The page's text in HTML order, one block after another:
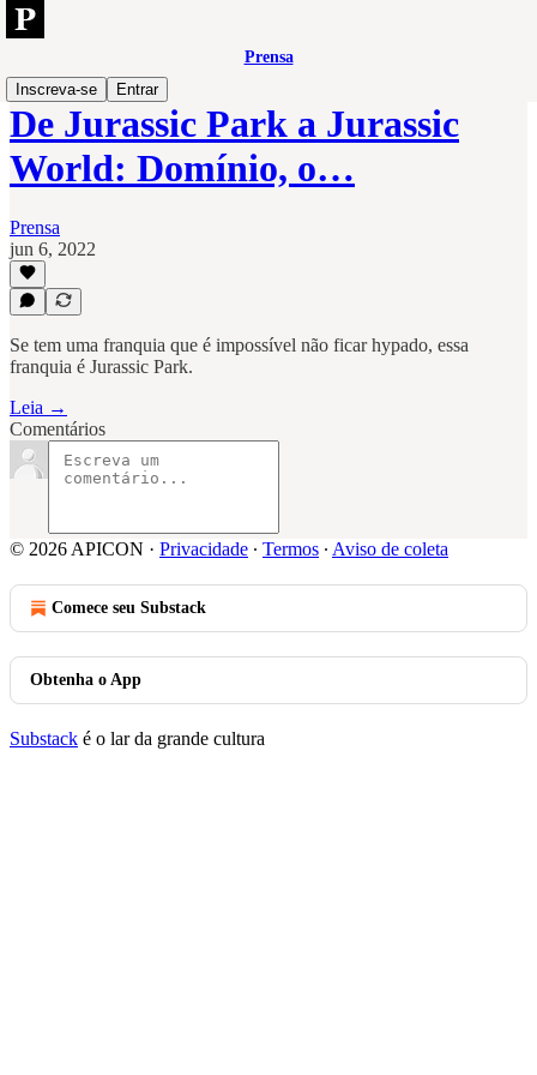
Prensa
Inscreva-se
Entrar
De Jurassic Park a Jurassic
World: Domínio, o…
Prensa
jun 6, 2022
Se tem uma franquia que é impossível não ficar hypado, essa
franquia é Jurassic Park.
Leia →
Comentários
© 2026 APICON · Privacidade ∙ Termos ∙ Aviso de coleta
Comece seu Substack
Obtenha o App
Substack é o lar da grande cultura